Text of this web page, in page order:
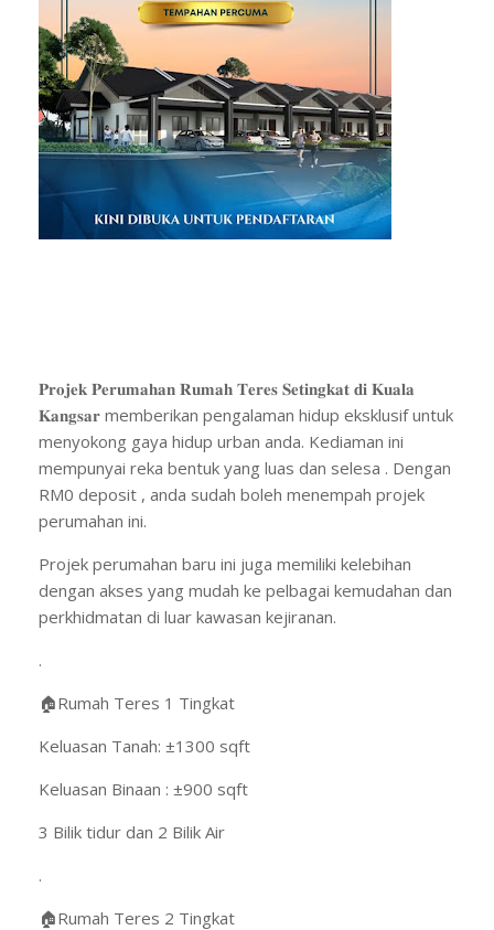
𝐏𝐫𝐨𝐣𝐞𝐤 𝐏𝐞𝐫𝐮𝐦𝐚𝐡𝐚𝐧 𝐑𝐮𝐦𝐚𝐡 𝐓𝐞𝐫𝐞𝐬 𝐒𝐞𝐭𝐢𝐧𝐠𝐤𝐚𝐭 𝐝𝐢 𝐊𝐮𝐚𝐥𝐚
𝐊𝐚𝐧𝐠𝐬𝐚𝐫 memberikan pengalaman hidup eksklusif untuk
menyokong gaya hidup urban anda. Kediaman ini
mempunyai reka bentuk yang luas dan selesa . Dengan
RM0 deposit , anda sudah boleh menempah projek
perumahan ini.
Projek perumahan baru ini juga memiliki kelebihan
dengan akses yang mudah ke pelbagai kemudahan dan
perkhidmatan di luar kawasan kejiranan.
.
🏠Rumah Teres 1 Tingkat
Keluasan Tanah: ±1300 sqft
Keluasan Binaan : ±900 sqft
3 Bilik tidur dan 2 Bilik Air
.
🏠Rumah Teres 2 Tingkat